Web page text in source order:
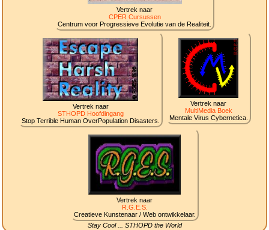
Vertrek naar
CPER Cursussen
Centrum voor Progressieve Evolutie van de Realiteit.
Vertrek naar
STHOPD Hoofdingang
Stop Terrible Human OverPopulation Disasters.
Vertrek naar
MultiMedia Boek
Mentale Virus Cybernetica.
Vertrek naar
R.G.E.S.
Creatieve Kunstenaar / Web ontwikkelaar.
Stay Cool ... STHOPD the World